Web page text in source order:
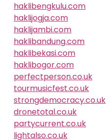
haklibengkulu.com
haklijogja.com
haklijambi.com
haklibandung.com
haklibekasi.com
haklibogor.com
perfectperson.co.uk
tourmusicfest.co.uk
strongdemocracy.co.uk
dronetotal.co.uk
partycurrent.co.uk
lightalso.co.uk